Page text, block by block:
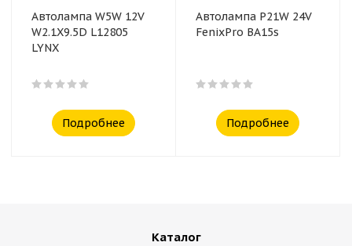
Автолампа W5W 12V
W2.1X9.5D L12805
LYNX
Подробнее
Автолампа P21W 24V
FenixPro BA15s
Подробнее
Каталог